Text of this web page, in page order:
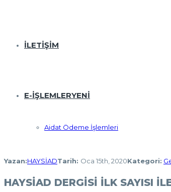
İLETIŞIM
E-İŞLEMLERYENI
Aidat Ödeme İşlemleri
Yazan:HAYSİADTarih: Oca 15th, 2020Kategori:
HAYSİAD DERGİSİ İLK SAYISI